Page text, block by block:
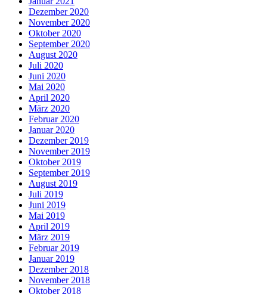
Dezember 2020
November 2020
Oktober 2020
September 2020
August 2020
Juli 2020
Juni 2020
Mai 2020
April 2020
März 2020
Februar 2020
Januar 2020
Dezember 2019
November 2019
Oktober 2019
September 2019
August 2019
Juli 2019
Juni 2019
Mai 2019
April 2019
März 2019
Februar 2019
Januar 2019
Dezember 2018
November 2018
Oktober 2018